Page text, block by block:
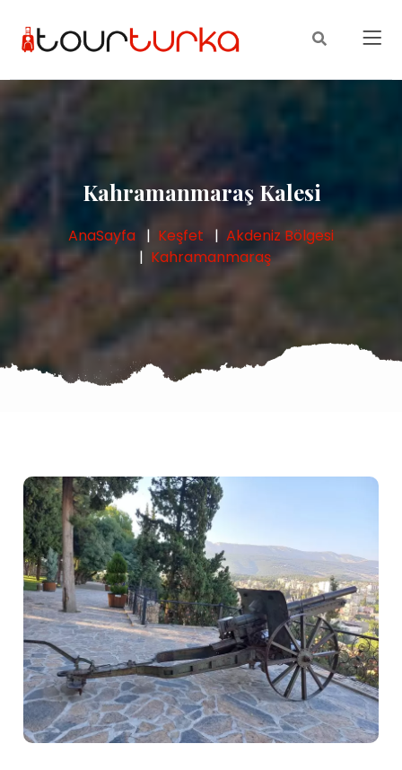
Kahramanmaraş Kalesi
AnaSayfa Keşfet
Akdeniz Bölgesi
Kahramanmaraş